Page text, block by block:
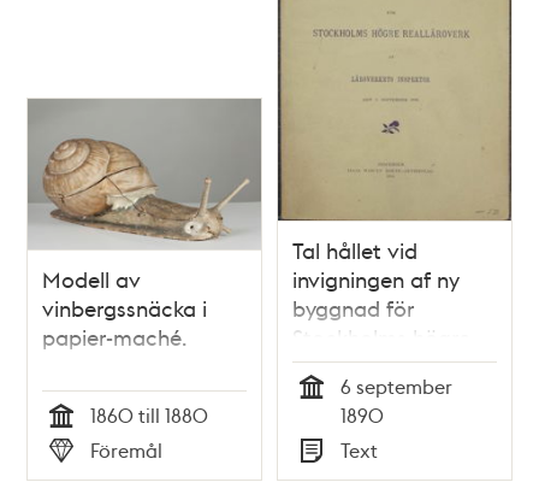
Modell av
vinbergssnäcka i
papier-maché.
Tid
1860 till 1880
Typ
Föremål
Tal hållet vid
invigningen af ny
byggnad för
Stockholms högre
realläroverk af
läroverkets
inspektor den 6
september 1890
6 september
1890
Typ
Text